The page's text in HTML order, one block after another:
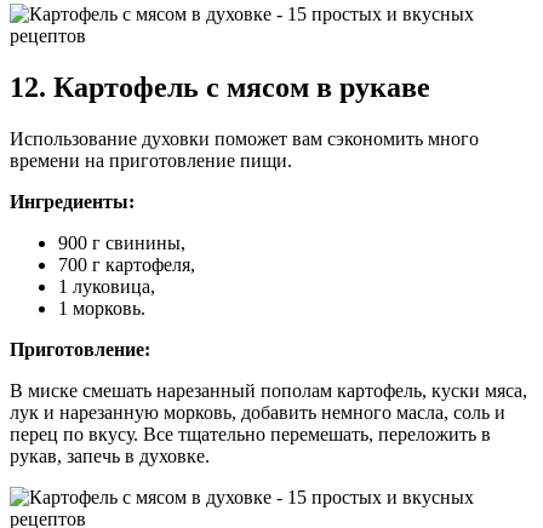
12. Картофель с мясом в рукаве
Использование духовки поможет вам сэкономить много
времени на приготовление пищи.
Ингредиенты:
900 г свинины,
700 г картофеля,
1 луковица,
1 морковь.
Приготовление:
В миске смешать нарезанный пополам картофель, куски мяса,
лук и нарезанную морковь, добавить немного масла, соль и
перец по вкусу. Все тщательно перемешать, переложить в
рукав, запечь в духовке.